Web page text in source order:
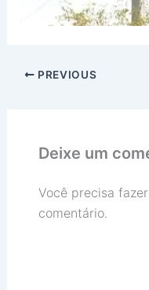
PREVIOUS
Deixe um
Você precisa
comentário.